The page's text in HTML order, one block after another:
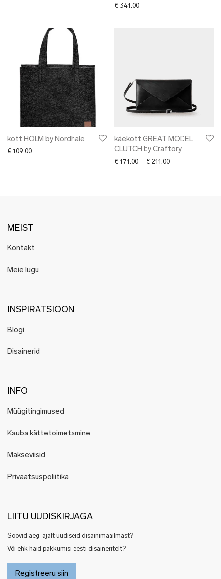
€ 341.00
kott HOLM by Nordhale
€ 109.00
käekott GREAT MODEL
CLUTCH by Craftory
€ 171.00 – € 211.00Price range: €
MEIST
Kontakt
Meie lugu
INSPIRATSIOON
Blogi
Disainerid
INFO
Müügitingimused
Kauba kättetoimetamine
Makseviisid
Privaatsuspoliitika
LIITU UUDISKIRJAGA
Soovid aeg-ajalt uudiseid disainimaailmast?
Või ehk häid pakkumisi eesti disaineritelt?
Registreeru siin